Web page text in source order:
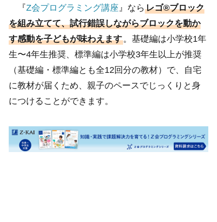
『Z会プログラミング講座』なら レゴ®ブロック
を組み立てて、試行錯誤しながらブロックを動か
す感動を子どもが味わえます。基礎編は小学校1年
生〜4年生推奨、標準編は小学校3年生以上が推奨
（基礎編・標準編とも全12回分の教材）で、自宅
に教材が届くため、親子のペースでじっくりと身
につけることができます。